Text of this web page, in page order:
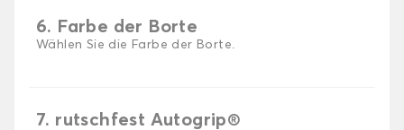
6. Farbe der Borte
Wählen Sie die Farbe der Borte.
7. rutschfest Autogrip®